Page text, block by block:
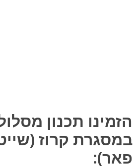
הזמינו תכנון
במסגרת קרוז
פאר):